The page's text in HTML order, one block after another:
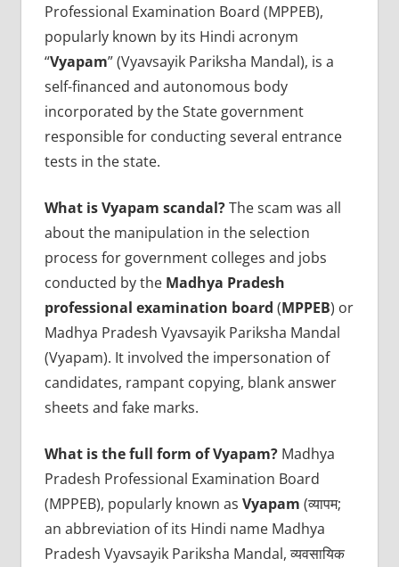
Professional Examination Board (MPPEB),
popularly known by its Hindi acronym
“Vyapam” (Vyavsayik Pariksha Mandal), is a
self-financed and autonomous body
incorporated by the State government
responsible for conducting several entrance
tests in the state.
What is Vyapam scandal?The scam was all
about the manipulation in the selection
process for government colleges and jobs
conducted by the Madhya Pradesh
professional examination board (MPPEB) or
Madhya Pradesh Vyavsayik Pariksha Mandal
(Vyapam). It involved the impersonation of
candidates, rampant copying, blank answer
sheets and fake marks.
What is the full form of Vyapam?Madhya
Pradesh Professional Examination Board
(MPPEB), popularly known as Vyapam (व्यापम;
an abbreviation of its Hindi name Madhya
Pradesh Vyavsayik Pariksha Mandal, व्यवसायिक